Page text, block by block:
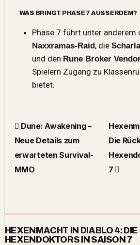
WAS BRINGT PHASE 7 AUSSERDEM?
Phase 7 führt unter anderem
Naxxramas-Raid, die
und den Rune Broker
Spielern Zugang zu
bietet.
Dune: Awakening –
Neue Details zum
erwarteten Survival-
MMO
Die
7
HEXENMACHT IN DIABLO 4:
HEXENDOKTORS IN SAISON 7